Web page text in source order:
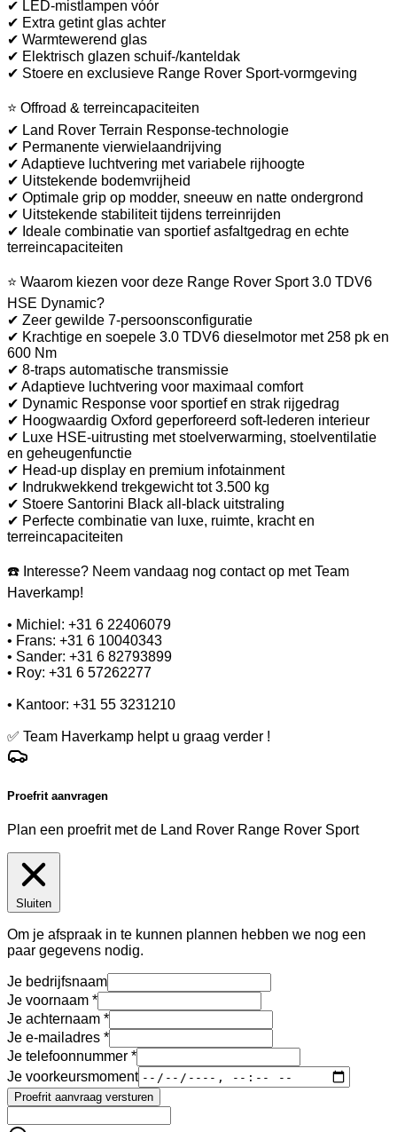
✔ LED-mistlampen vóór
✔ Extra getint glas achter
✔ Warmtewerend glas
✔ Elektrisch glazen schuif-/kanteldak
✔ Stoere en exclusieve Range Rover Sport-vormgeving
⭐ Offroad & terreincapaciteiten
✔ Land Rover Terrain Response-technologie
✔ Permanente vierwielaandrijving
✔ Adaptieve luchtvering met variabele rijhoogte
✔ Uitstekende bodemvrijheid
✔ Optimale grip op modder, sneeuw en natte ondergrond
✔ Uitstekende stabiliteit tijdens terreinrijden
✔ Ideale combinatie van sportief asfaltgedrag en echte
terreincapaciteiten
⭐ Waarom kiezen voor deze Range Rover Sport 3.0 TDV6
HSE Dynamic?
✔ Zeer gewilde 7-persoonsconfiguratie
✔ Krachtige en soepele 3.0 TDV6 dieselmotor met 258 pk en
600 Nm
✔ 8-traps automatische transmissie
✔ Adaptieve luchtvering voor maximaal comfort
✔ Dynamic Response voor sportief en strak rijgedrag
✔ Hoogwaardig Oxford geperforeerd soft-lederen interieur
✔ Luxe HSE-uitrusting met stoelverwarming, stoelventilatie
en geheugenfunctie
✔ Head-up display en premium infotainment
✔ Indrukwekkend trekgewicht tot 3.500 kg
✔ Stoere Santorini Black all-black uitstraling
✔ Perfecte combinatie van luxe, ruimte, kracht en
terreincapaciteiten
☎️ Interesse? Neem vandaag nog contact op met Team
Haverkamp!
• Michiel: +31 6 22406079
• Frans: +31 6 10040343
• Sander: +31 6 82793899
• Roy: +31 6 57262277
• Kantoor: +31 55 3231210
✅ Team Haverkamp helpt u graag verder !
Proefrit aanvragen
Plan een proefrit met de Land Rover Range Rover Sport
Sluiten
Om je afspraak in te kunnen plannen hebben we nog een
paar gegevens nodig.
Je bedrijfsnaam
Je voornaam
Je achternaam
Je e-mailadres
Je telefoonnummer
Je voorkeursmoment
Proefrit aanvraag versturen